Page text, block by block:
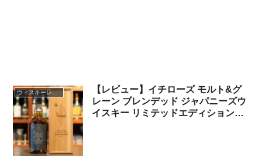
ウィスキーレビュー
【レビュー】イチローズ モルト&グ
レーン ブレンデッド ジャパニーズウ
イスキー リミテッドエディション